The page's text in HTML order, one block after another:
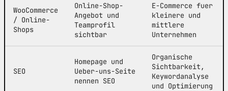
WooCommerce
/ Online-
Shops
Online-Shop-
Angebot und
Teamprofil
sichtbar
E-Commerce fuer
kleinere und
mittlere
Unternehmen
SEO
Homepage und
Ueber-uns-Seite
nennen SEO
Organische
Sichtbarkeit,
Keywordanalyse
und Optimierung